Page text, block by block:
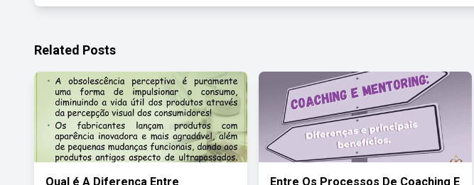
Related Posts
Qual é A Diferença Entre Entre Os Processos De Coaching E